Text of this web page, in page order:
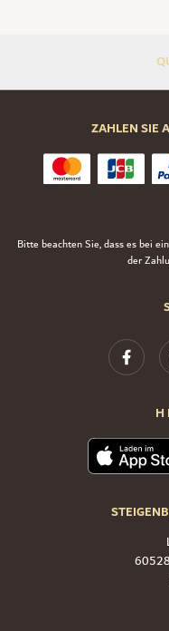
H
ZAHLEN SIE
Bitte beachten Sie, dass es bei
der